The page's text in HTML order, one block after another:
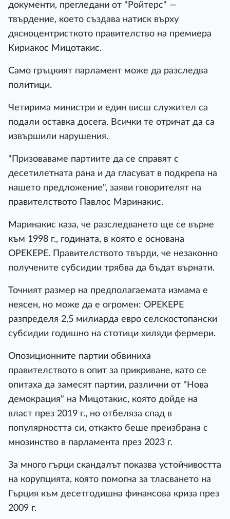
документи, прегледани от "Ройтерс" —
твърдение, което създава натиск върху
дясноцентристкото правителство на премиера
Кириакос Мицотакис.
Само гръцкият парламент може да разследва
политици.
Четирима министри и един висш служител са
подали оставка досега. Всички те отричат да са
извършили нарушения.
"Призоваваме партиите да се справят с
десетилетната рана и да гласуват в подкрепа на
нашето предложение", заяви говорителят на
правителството Павлос Маринакис.
Маринакис каза, че разследването ще се върне
към 1998 г., годината, в която е основана
OPEKEPE. Правителството твърди, че незаконно
получените субсидии трябва да бъдат върнати.
Точният размер на предполагаемата измама е
неясен, но може да е огромен: OPEKEPE
разпределя 2,5 милиарда евро селскостопански
субсидии годишно на стотици хиляди фермери.
Опозиционните партии обвиниха
правителството в опит за прикриване, като се
опитаха да замесят партии, различни от "Нова
демокрация" на Мицотакис, която дойде на
власт през 2019 г., но отбеляза спад в
популярността си, откакто беше преизбрана с
мнозинство в парламента през 2023 г.
За много гърци скандалът показва устойчивостта
на корупцията, която помогна за тласването на
Гърция към десетгодишна финансова криза през
2009 г.